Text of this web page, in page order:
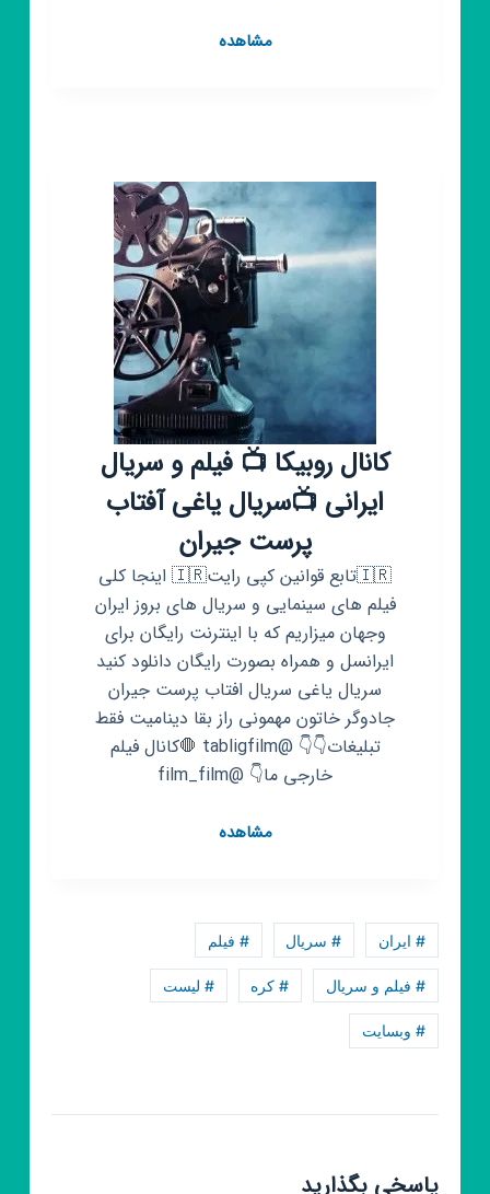
مشاهدهکانال
ای
🇰🇷
کانال روبیکا 📺 فیلم و سریال
ایرانی 📺سریال یاغی آفتاب
پرست جیران
🇮🇷تابع قوانین کپی رایت🇮🇷 اینجا کلی
فیلم های سینمایی و سریال های بروز ایران
وجهان میزاریم که با اینترنت رایگان برای
ایرانسل و همراه بصورت رایگان دانلود کنید
سریال یاغی سریال افتاب پرست جیران
جادوگر خاتون مهمونی راز بقا دینامیت فقط
تبلیغات👇👇 @tabligfilm 🛑کانال فیلم
خارجی ما👇 @film_film
مشاهدهکانال
و
سریال
ایرانی
پرست
# ایران # سریال # فیلم
# فیلم و سریال # کره # لیست
# وبسایت
پاسخی بگذارید